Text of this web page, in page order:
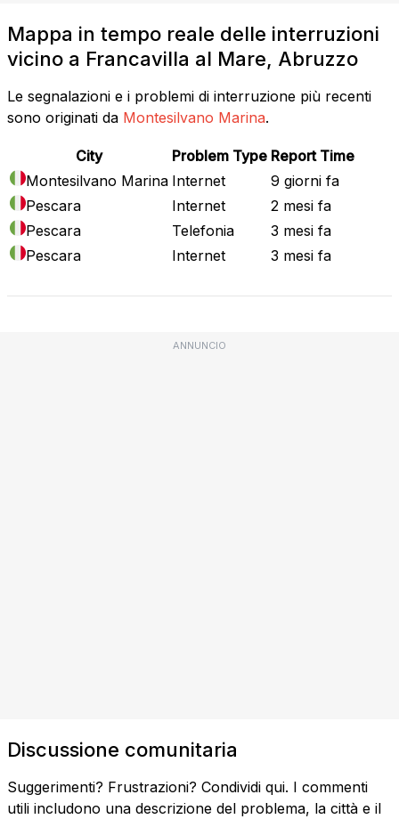
Mappa in tempo reale delle interruzioni
vicino a Francavilla al Mare, Abruzzo
Le segnalazioni e i problemi di interruzione più recenti
sono originati da Montesilvano Marina.
City Problem Type Report Time
Montesilvano Marina Internet
9 giorni fa
Pescara
Internet
2 mesi fa
Pescara
Telefonia
3 mesi fa
Pescara
Internet 3 mesi fa
ANNUNCIO
Discussione comunitaria
Suggerimenti? Frustrazioni? Condividi qui. I commenti
utili includono una descrizione del problema, la città e il